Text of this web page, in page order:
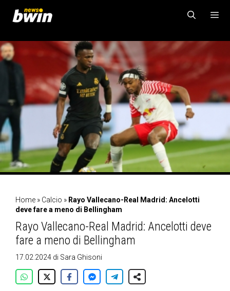
contenuto
MENU
Home » Calcio » Rayo Vallecano-Real Madrid: Ancelotti
deve fare a meno di Bellingham
Rayo Vallecano-Real Madrid: Ancelotti deve
fare a meno di Bellingham
17.02.2024 di Sara Ghisoni